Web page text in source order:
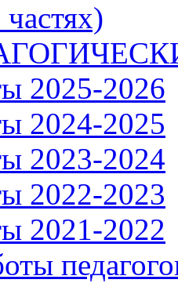
2025-2026
2024-2025
2023-2024
2022-2023
2021-2022